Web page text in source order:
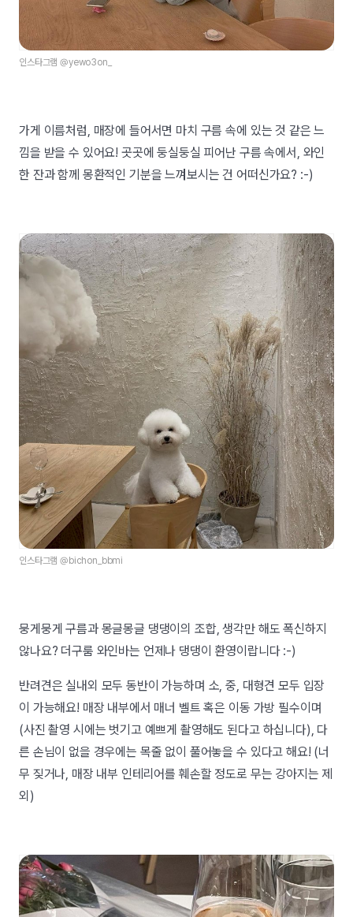
인스타그램 @yewo3on_
가게 이름처럼, 매장에 들어서면 마치 구름 속에 있는 것 같은 느
낌을 받을 수 있어요! 곳곳에 둥실둥실 피어난 구름 속에서, 와인
한 잔과 함께 몽환적인 기분을 느껴보시는 건 어떠신가요? :-)
인스타그램 @bichon_bbmi
뭉게뭉게 구름과 몽글몽글 댕댕이의 조합, 생각만 해도 폭신하지
않나요? 더구룸 와인바는 언제나 댕댕이 환영이랍니다 :-)
반려견은 실내외 모두 동반이 가능하며 소, 중, 대형견 모두 입장
이 가능해요! 매장 내부에서 매너 벨트 혹은 이동 가방 필수이며
(사진 촬영 시에는 벗기고 예쁘게 촬영해도 된다고 하십니다), 다
른 손님이 없을 경우에는 목줄 없이 풀어놓을 수 있다고 해요! (너
무 짖거나, 매장 내부 인테리어를 훼손할 정도로 무는 강아지는 제
외)